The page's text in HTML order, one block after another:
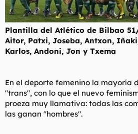
Plantilla del Atlético de Bilbao
Aitor, Patxi, Joseba, Antxon,
Karlos, Andoni, Jon y Txema
En el deporte femenino la mayoría
"trans", con lo que el nuevo
proeza muy llamativa: todas las
las ganan "hombres".